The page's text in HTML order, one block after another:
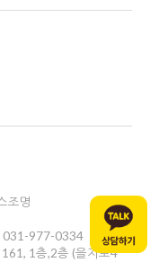
조명
977-0334
1층,2층 (을지로4